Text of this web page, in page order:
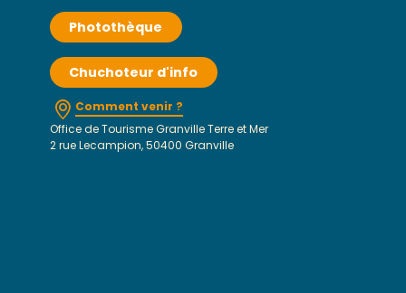
Photothèque
Chuchoteur d'info
Comment venir ?
Office de Tourisme Granville Terre et Mer
2 rue Lecampion, 50400 Granville